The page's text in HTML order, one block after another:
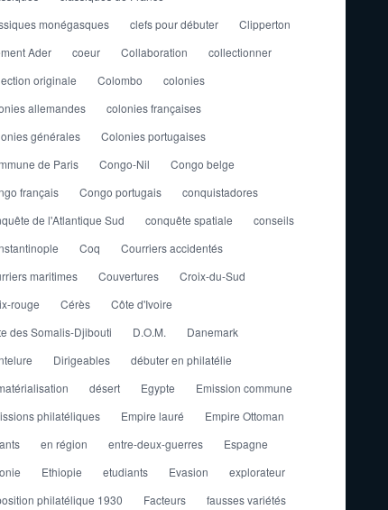
monégasques
clefs pour débuter
Clipperton
Ader
coeur Collaboration
collectionner
originale
Colombo
colonies
allemandes
colonies françaises
générales
Colonies portugaises
de Paris
Congo-Nil
Congo belge
français
Congo portugais
conquistadores
de l'Atlantique Sud
conquête spatiale
conseils
Coq
Courriers accidentés
maritimes
Couvertures
Croix-du-Sud
rouge
Cérès
Côte d'Ivoire
des Somalis-Djibouti
D.O.M.
Danemark
Dirigeables
débuter en philatélie
désert Egypte
Emission commune
philatéliques
Empire lauré
Empire Ottoman
en région entre-deux-guerres
Espagne
Ethiopie etudiants Evasion
explorateur
philatélique 1930
Facteurs
fausses variétés